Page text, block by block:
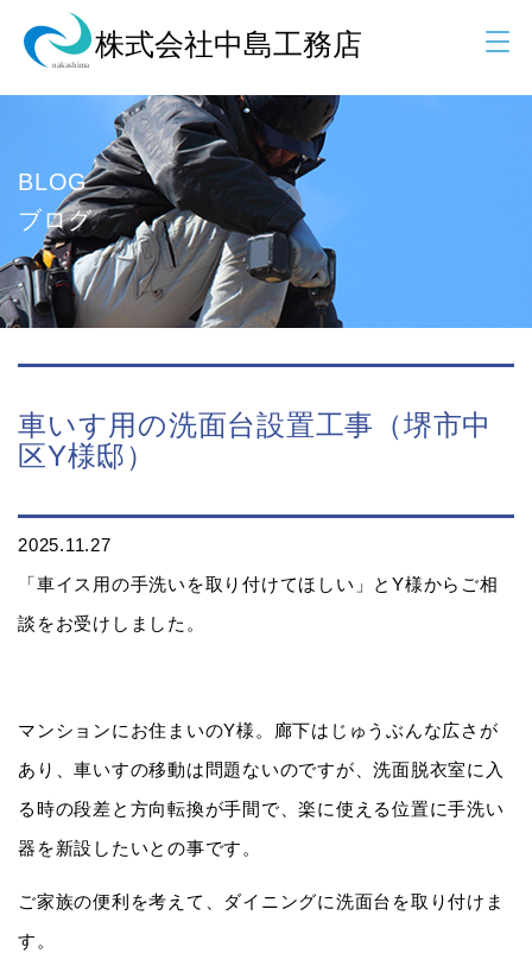
BLOG
ブログ
車いす用の洗面台設置工事（堺市中
区Y様邸）
2025.11.27
「車イス用の手洗いを取り付けてほしい」とY様からご相
談をお受けしました。
マンションにお住まいのY様。廊下はじゅうぶんな広さが
あり、車いすの移動は問題ないのですが、洗面脱衣室に入
る時の段差と方向転換が手間で、楽に使える位置に手洗い
器を新設したいとの事です。
ご家族の便利を考えて、ダイニングに洗面台を取り付けま
す。